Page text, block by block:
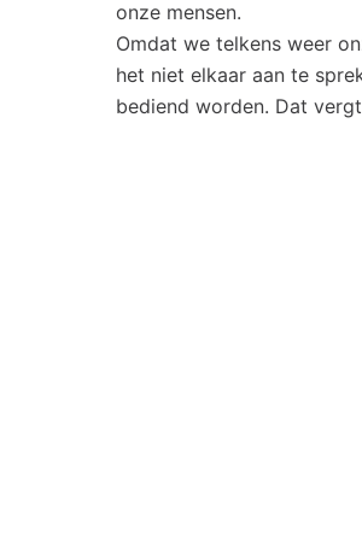
onze mensen.
Omdat we telkens weer
het niet elkaar aan te
bediend worden. Dat